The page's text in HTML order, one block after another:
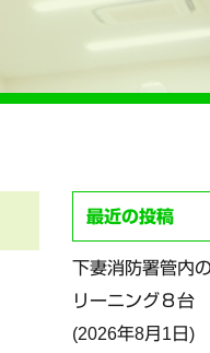
最近の投稿
下妻消防署管内
リーニング８台
2026年8月1日